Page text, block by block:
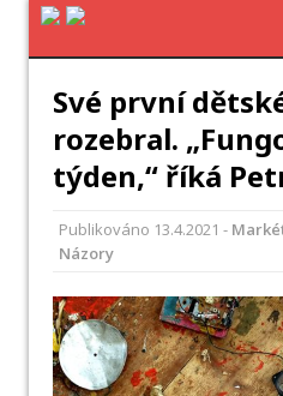
Své první
rozebral.
týden,“ říká
Publikováno 13.4.2021 -
Názory